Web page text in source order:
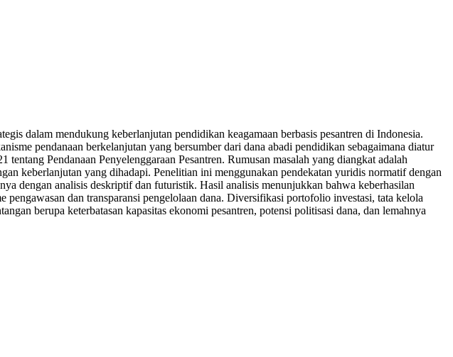
dalam mendukung keberlanjutan pendidikan keagamaan berbasis pesantren di Indonesia.
pendanaan berkelanjutan yang bersumber dari dana abadi pendidikan sebagaimana diatur
Pendanaan Penyelenggaraan Pesantren. Rumusan masalah yang diangkat adalah
keberlanjutan yang dihadapi. Penelitian ini menggunakan pendekatan yuridis normatif dengan
dengan analisis deskriptif dan futuristik. Hasil analisis menunjukkan bahwa keberhasilan
pengawasan dan transparansi pengelolaan dana. Diversifikasi portofolio investasi, tata kelola
berupa keterbatasan kapasitas ekonomi pesantren, potensi politisasi dana, dan lemahnya